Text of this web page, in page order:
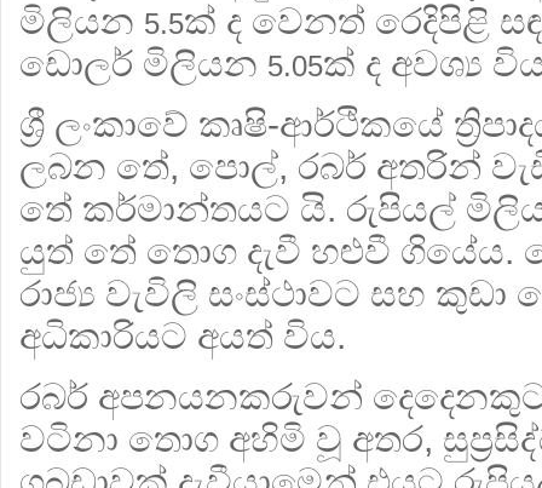
මිලියන 5.5ක් ද වෙනත් රෙදිපිළි
ඩොලර් මිලියන 5.05ක් ද අවශ්‍ය
ශ්‍රී ලංකාවේ කෘෂි-ආර්ථිකයේ
ලබන තේ, පොල්, රබර් අතරින්
තේ කර්මාන්තයට යි. රුපියල්
යුත් තේ තොග දැවී හළුවී ගියේය.
රාජ්‍ය වැවිලි සංස්ථාවට සහ කුඩා
අධිකාරියට අයත් විය.
රබර් අපනයනකරුවන්
වටිනා තොග අහිමි වූ අතර,